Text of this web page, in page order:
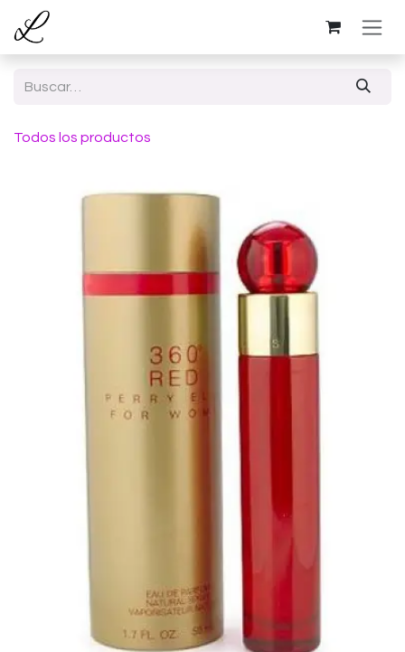
Ir al contenido
Todos los productos